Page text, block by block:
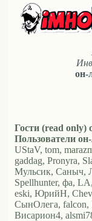
он-
Гости (read only)
Пользователи
UStaV, tom,
gaddag, Pronyra,
Мульсик, Саныч,
Spellhunter, фа,
eski, ЮрийН,
СынОлега, falcon,
Висариoн4,